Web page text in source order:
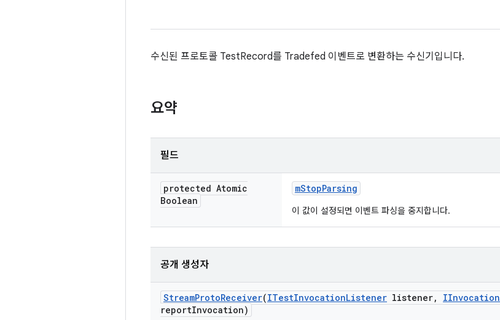
수신된 프로토콜 TestRecord를 Tradefed 이벤트로 변환하는 수신기입니다.
요약
필드
protected Atomic
Boolean
mStopParsing
이 값이 설정되면 이벤트 파싱을 중지합니다.
공개 생성자
StreamProtoReceiver(ITestInvocationListener listener, IInvocation
reportInvocation)